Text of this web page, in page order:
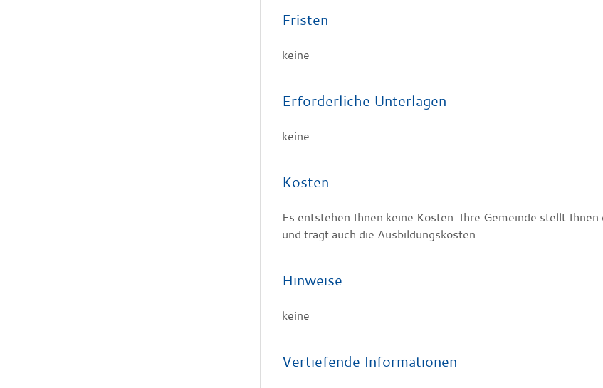
Fristen
keine
Erforderliche Unterlagen
keine
Kosten
Es entstehen Ihnen keine Kosten. Ihre Gemeinde stellt
und trägt auch die Ausbildungskosten.
Hinweise
keine
Vertiefende Informationen